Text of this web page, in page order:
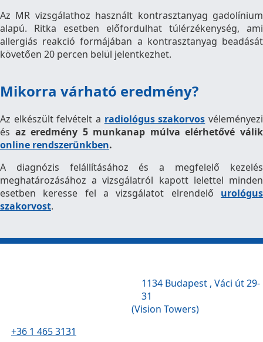
Az MR vizsgálathoz használt kontrasztanyag gadolínium
alapú. Ritka esetben előfordulhat túlérzékenység, ami
allergiás reakció formájában a kontrasztanyag beadását
követően 20 percen belül jelentkezhet.
Mikorra várható eredmény?
Az elkészült felvételt a radiológus szakorvos véleményezi
és az eredmény 5 munkanap múlva elérhetővé válik
online rendszerünkben.
A diagnózis felállításához és a megfelelő kezelés
meghatározásához a vizsgálatról kapott lelettel minden
esetben keresse fel a vizsgálatot elrendelő urológus
szakorvost.
1134 Budapest , Váci út 29-
31
(Vision Towers)
+36 1 465 3131